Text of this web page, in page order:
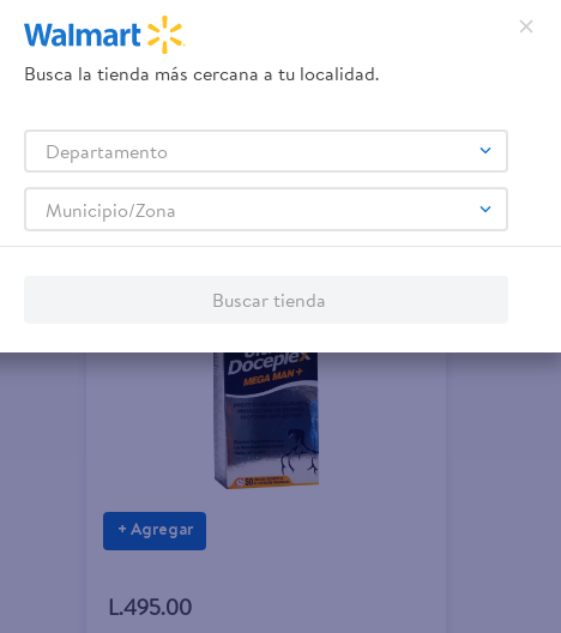
+ Agregar
L.495.00
Busca la tienda más cercana a tu localidad.
Departamento
Municipio/Zona
Buscar tienda